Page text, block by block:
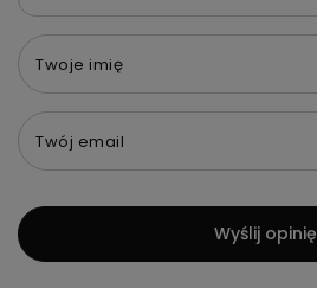
Twoje imię
Twój email
Wyślij opinię